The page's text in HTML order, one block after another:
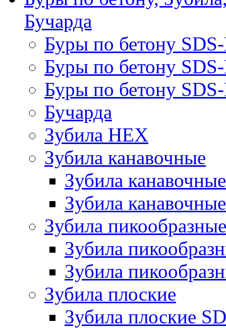
Бучарда
Буры по бетону
Буры по бетону
Буры по бетону
Бучарда
Зубила HEX
Зубила канавочные
Зубила
Зубила
Зубила пикообразные
Зубила
Зубила
Зубила плоские
Зубила плоские